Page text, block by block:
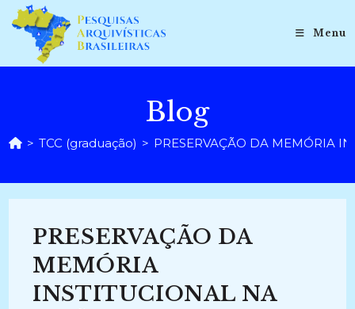
para
conteúdo
Menu
Blog
> TCC (graduação) > PRESERVAÇÃO DA MEMÓRIA
PRESERVAÇÃO DA
MEMÓRIA
INSTITUCIONAL NA